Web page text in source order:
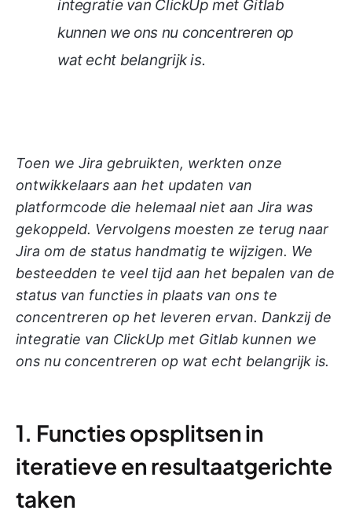
integratie van ClickUp met Gitlab
kunnen we ons nu concentreren op
wat echt belangrijk is.
Toen we Jira gebruikten, werkten onze
ontwikkelaars aan het updaten van
platformcode die helemaal niet aan Jira was
gekoppeld. Vervolgens moesten ze terug naar
Jira om de status handmatig te wijzigen. We
besteedden te veel tijd aan het bepalen van de
status van functies in plaats van ons te
concentreren op het leveren ervan. Dankzij de
integratie van ClickUp met Gitlab kunnen we
ons nu concentreren op wat echt belangrijk is.
1. Functies opsplitsen in
iteratieve en resultaatgerichte
taken